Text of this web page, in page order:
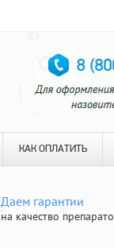
КАК ОПЛАТИТЬ
Даем гарантии
на качество